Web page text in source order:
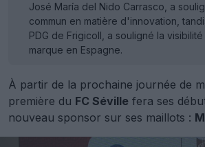
José María del Nido Carrasco, a
commun en matière d'innovation,
PDG de Frigicoll, a souligné la
marque en Espagne.
À partir de la prochaine journée de
première du FC Séville fera ses
nouveau sponsor sur ses maillots :